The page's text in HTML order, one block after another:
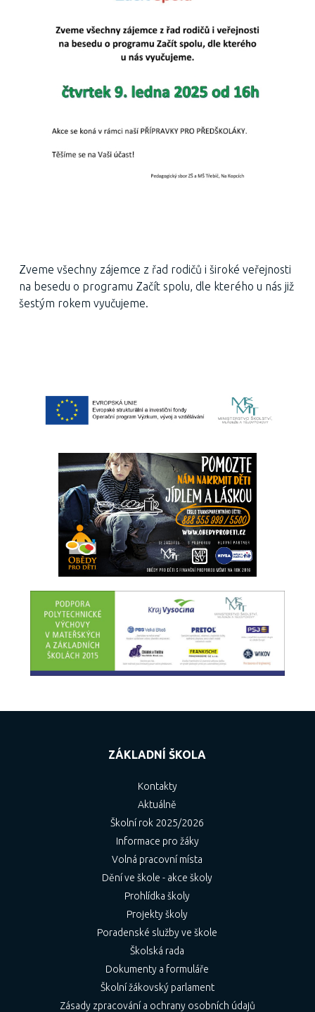
Zveme všechny zájemce z řad rodičů i široké veřejnosti
na besedu o programu Začít spolu, dle kterého u nás již
šestým rokem vyučujeme.
ZÁKLADNÍ ŠKOLA
Kontakty
Aktuálně
Školní rok 2025/2026
Informace pro žáky
Volná pracovní místa
Dění ve škole - akce školy
Prohlídka školy
Projekty školy
Poradenské služby ve škole
Školská rada
Dokumenty a formuláře
Školní žákovský parlament
Zásady zpracování a ochrany osobních údajů